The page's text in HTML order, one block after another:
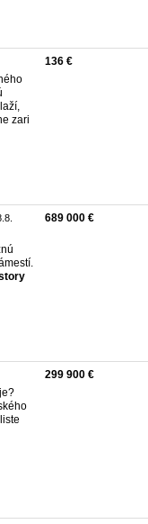
zari
136 €
689 000 €
299 900 €